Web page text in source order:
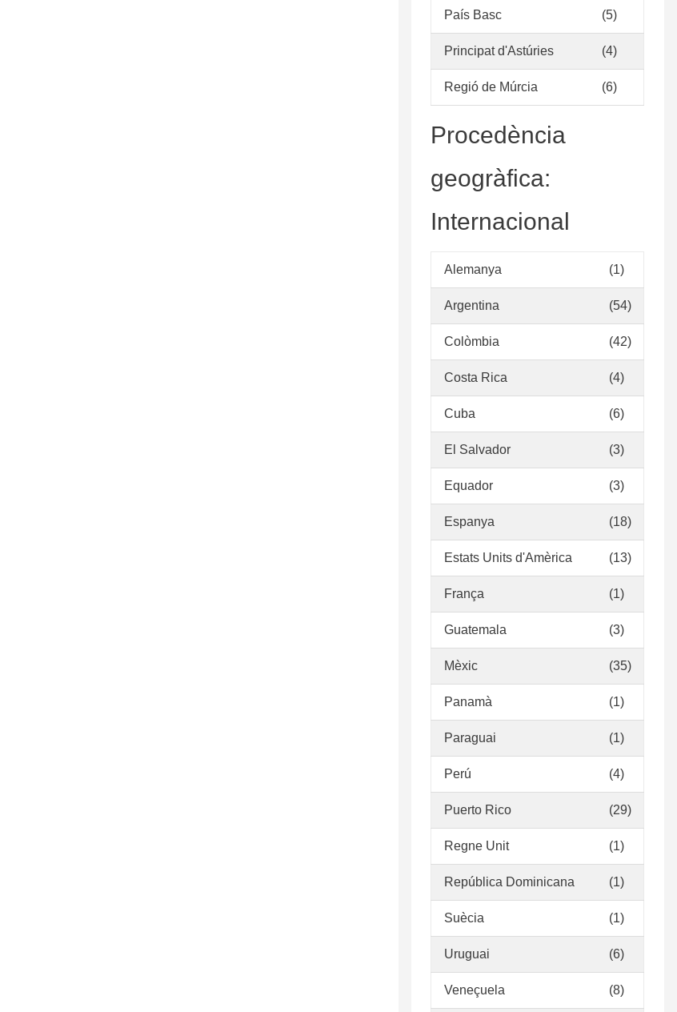
País Basc (5)
Principat d'Astúries (4)
Regió de Múrcia (6)
Procedència
geogràfica:
Internacional
Alemanya (1)
Argentina (54)
Colòmbia (42)
Costa Rica (4)
Cuba (6)
El Salvador (3)
Equador (3)
Espanya (18)
Estats Units d'Amèrica (13)
França (1)
Guatemala (3)
Mèxic (35)
Panamà (1)
Paraguai (1)
Perú (4)
Puerto Rico (29)
Regne Unit (1)
República Dominicana (1)
Suècia (1)
Uruguai (6)
Veneçuela (8)